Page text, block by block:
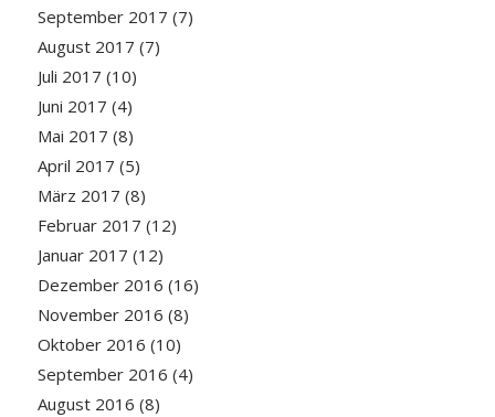
September 2017 (7)
August 2017 (7)
Juli 2017 (10)
Juni 2017 (4)
Mai 2017 (8)
April 2017 (5)
März 2017 (8)
Februar 2017 (12)
Januar 2017 (12)
Dezember 2016 (16)
November 2016 (8)
Oktober 2016 (10)
September 2016 (4)
August 2016 (8)